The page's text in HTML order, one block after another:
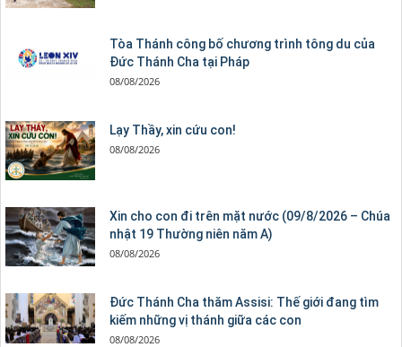
Tòa Thánh công bố chương trình tông du của
Đức Thánh Cha tại Pháp
08/08/2026
Lạy Thầy, xin cứu con!
08/08/2026
Xin cho con đi trên mặt nước (09/8/2026 – Chúa
nhật 19 Thường niên năm A)
08/08/2026
Đức Thánh Cha thăm Assisi: Thế giới đang tìm
kiếm những vị thánh giữa các con
08/08/2026